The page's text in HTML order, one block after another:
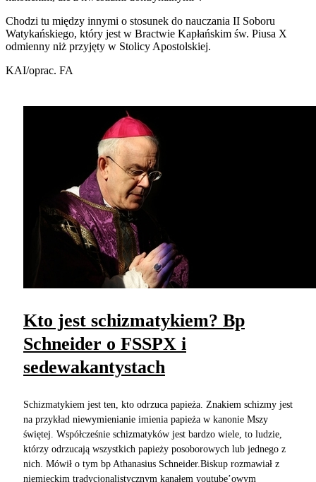
Chodzi tu między innymi o stosunek do nauczania II Soboru
Watykańskiego, który jest w Bractwie Kapłańskim św. Piusa X
odmienny niż przyjęty w Stolicy Apostolskiej.
KAI/oprac. FA
Kto jest schizmatykiem? Bp
Schneider o FSSPX i
sedewakantystach
Schizmatykiem jest ten, kto odrzuca papieża. Znakiem schizmy jest
na przykład niewymienianie imienia papieża w kanonie Mszy
świętej. Współcześnie schizmatyków jest bardzo wiele, to ludzie,
którzy odrzucają wszystkich papieży posoborowych lub jednego z
nich. Mówił o tym bp Athanasius Schneider.Biskup rozmawiał z
niemieckim tradycjonalistycznym kanałem youtube’owym